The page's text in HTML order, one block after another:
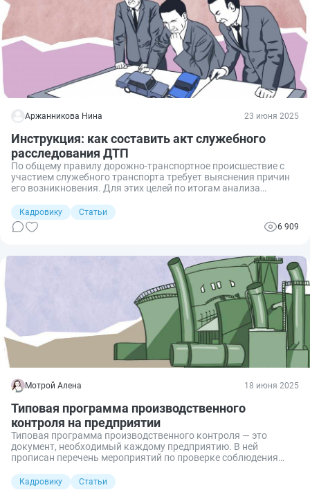
Аржанникова Нина 23 июня 2025
Инструкция: как составить акт служебного
расследования ДТП
По общему правилу дорожно-транспортное происшествие с
участием служебного транспорта требует выяснения причин
его возникновения. Для этих целей по итогам анализа
расследования ДТП. Разберемся с основными аспектами
данного вопроса.
Кадровику
Статьи
6 909
Мотрой Алена 18 июня 2025
Типовая программа производственного
контроля на предприятии
Типовая программа производственного контроля — это
документ, необходимый каждому предприятию. В ней
прописан перечень мероприятий по проверке соблюдения
Кадровику
Статьи